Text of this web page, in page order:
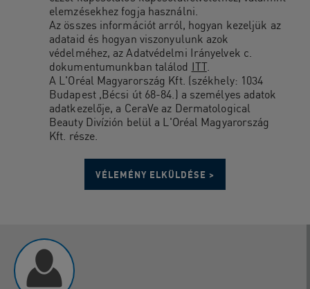
elemzésekhez fogja használni.
Az összes információt arról, hogyan kezeljük az
adataid és hogyan viszonyulunk azok
védelméhez, az Adatvédelmi Irányelvek c.
dokumentumunkban találod ITT.
A L'Oréal Magyarország Kft. (székhely: 1034
Budapest ,Bécsi út 68-84.) a személyes adatok
adatkezelője, a CeraVe az Dermatological
Beauty Divízión belül a L'Oréal Magyarország
Kft. része.